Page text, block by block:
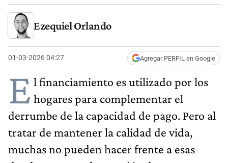
Ezequiel Orlando
01-03-2026 04:27 Agregar PERFIL en Google
E l financiamiento es utilizado por los
hogares para complementar el
derrumbe de la capacidad de pago. Pero al
tratar de mantener la calidad de vida,
muchas no pueden hacer frente a esas